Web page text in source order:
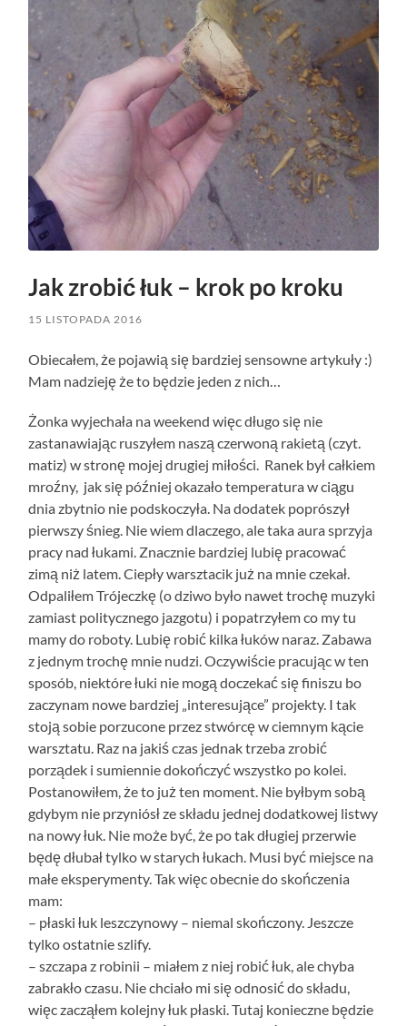
Jak zrobić łuk – krok po kroku
15 LISTOPADA 2016
Obiecałem, że pojawią się bardziej sensowne artykuły :)
Mam nadzieję że to będzie jeden z nich…
Żonka wyjechała na weekend więc długo się nie
zastanawiając ruszyłem naszą czerwoną rakietą (czyt.
matiz) w stronę mojej drugiej miłości. Ranek był całkiem
mroźny, jak się później okazało temperatura w ciągu
dnia zbytnio nie podskoczyła. Na dodatek poprószył
pierwszy śnieg. Nie wiem dlaczego, ale taka aura sprzyja
pracy nad łukami. Znacznie bardziej lubię pracować
zimą niż latem. Ciepły warsztacik już na mnie czekał.
Odpaliłem Trójeczkę (o dziwo było nawet trochę muzyki
zamiast politycznego jazgotu) i popatrzyłem co my tu
mamy do roboty. Lubię robić kilka łuków naraz. Zabawa
z jednym trochę mnie nudzi. Oczywiście pracując w ten
sposób, niektóre łuki nie mogą doczekać się finiszu bo
zaczynam nowe bardziej „interesujące” projekty. I tak
stoją sobie porzucone przez stwórcę w ciemnym kącie
warsztatu. Raz na jakiś czas jednak trzeba zrobić
porządek i sumiennie dokończyć wszystko po kolei.
Postanowiłem, że to już ten moment. Nie byłbym sobą
gdybym nie przyniósł ze składu jednej dodatkowej listwy
na nowy łuk. Nie może być, że po tak długiej przerwie
będę dłubał tylko w starych łukach. Musi być miejsce na
małe eksperymenty. Tak więc obecnie do skończenia
mam:
– płaski łuk leszczynowy – niemal skończony. Jeszcze
tylko ostatnie szlify.
– szczapa z robinii – miałem z niej robić łuk, ale chyba
zabrakło czasu. Nie chciało mi się odnosić do składu,
więc zacząłem kolejny łuk płaski. Tutaj konieczne będzie